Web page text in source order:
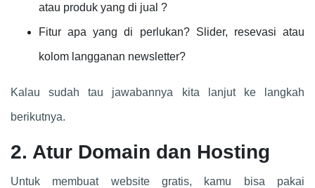
atau produk yang di jual ?
Fitur apa yang di perlukan? Slider, resevasi atau
kolom langganan newsletter?
Kalau sudah tau jawabannya kita lanjut ke langkah
berikutnya.
2. Atur Domain dan Hosting
Untuk membuat website gratis, kamu bisa pakai